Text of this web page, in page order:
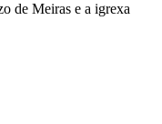
de Meiras e a igrexa